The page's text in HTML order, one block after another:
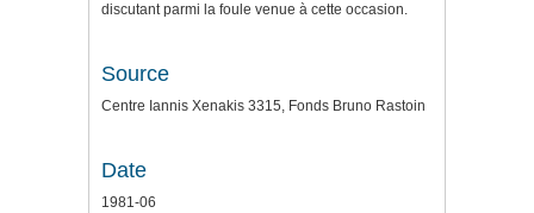
discutant parmi la foule venue à cette occasion.
Source
Centre Iannis Xenakis 3315, Fonds Bruno Rastoin
Date
1981-06